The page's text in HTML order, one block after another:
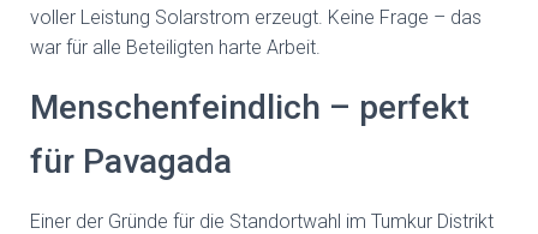
voller Leistung Solarstrom erzeugt. Keine Frage – das
war für alle Beteiligten harte Arbeit.
Menschenfeindlich – perfekt
für Pavagada
Einer der Gründe für die Standortwahl im Tumkur Distrikt